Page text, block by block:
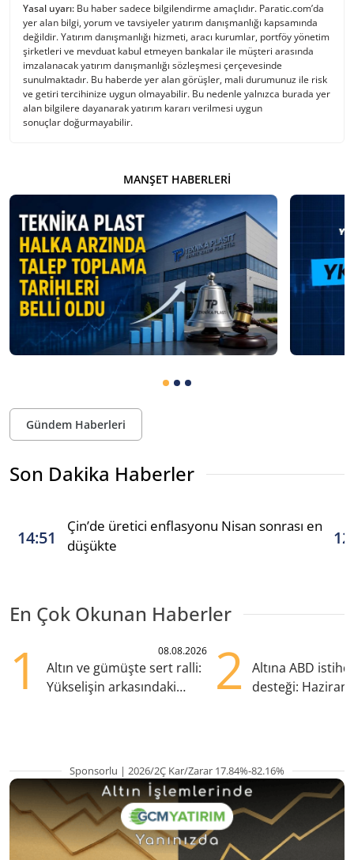
Yasal uyarı: Bu haber sadece bilgilendirme amaçlıdır. Paratic.com’da
yer alan bilgi, yorum ve tavsiyeler yatırım danışmanlığı kapsamında
değildir. Yatırım danışmanlığı hizmeti, aracı kurumlar, portföy yönetim
şirketleri ve mevduat kabul etmeyen bankalar ile müşteri arasında
imzalanacak yatırım danışmanlığı sözleşmesi çerçevesinde
sunulmaktadır. Bu haberde yer alan görüşler, mali durumunuz ile risk
ve getiri tercihinize uygun olmayabilir. Bu nedenle yalnızca burada yer
alan bilgilere dayanarak yatırım kararı verilmesi uygun
sonuçlar doğurmayabilir.
MANŞET HABERLERI
Gündem Haberleri
Son Dakika Haberler
14:51
Çin’de üretici enflasyonu Nisan sonrası en
düşükte
En Çok Okunan Haberler
1 08.08.2026
Altın ve gümüşte sert ralli:
Yükselişin arkasındaki
2
Altına ABD
desteği:
Sponsorlu | 2026/2Ç Kar/Zarar 17.84%-82.16%